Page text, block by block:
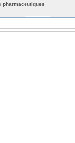
pharmaceutiques